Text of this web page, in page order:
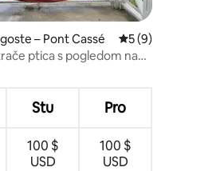
41
– Pont Cassé Prosječna
5 (9)
ptica s pogledom na
Stu Pro
100 $
USD
100 $
USD